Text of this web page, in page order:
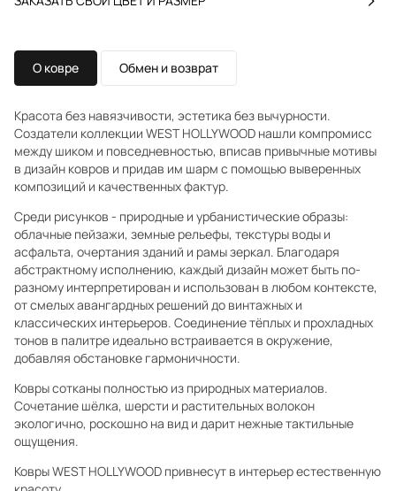
О ковре Обмен и возврат
Красота без навязчивости, эстетика без вычурности.
Создатели коллекции WEST HOLLYWOOD нашли компромисс
между шиком и повседневностью, вписав привычные мотивы
в дизайн ковров и придав им шарм с помощью выверенных
композиций и качественных фактур.
Среди рисунков - природные и урбанистические образы:
облачные пейзажи, земные рельефы, текстуры воды и
асфальта, очертания зданий и рамы зеркал. Благодаря
абстрактному исполнению, каждый дизайн может быть по-
разному интерпретирован и использован в любом контексте,
от смелых авангардных решений до винтажных и
классических интерьеров. Соединение тёплых и прохладных
тонов в палитре идеально встраивается в окружение,
добавляя обстановке гармоничности.
Ковры сотканы полностью из природных материалов.
Сочетание шёлка, шерсти и растительных волокон
экологично, роскошно на вид и дарит нежные тактильные
ощущения.
Ковры WEST HOLLYWOOD привнесут в интерьер естественную